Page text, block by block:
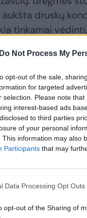
Do Not Process My
opt-out of the sale,
for targeted
selection. Please note
interest-based ads
to third parties
of your personal
This information may also
Participants that may
Data Processing Opt Outs
opt-out of the Sharing of
druskų
tinkamai
vandens,
puvinys.
prie žemės.
vėliau
iki žuvimo,
Augalai iš
(fitosporiną,
lašelių. Tada
ar kiti), lapai